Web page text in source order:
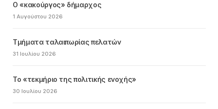
Ο «κακούργος» δήμαρχος
1 Αυγούστου 2026
Τμήματα ταλαιπωρίας πελατών
31 Ιουλίου 2026
Το «τεκμήριο της πολιτικής ενοχής»
30 Ιουλίου 2026